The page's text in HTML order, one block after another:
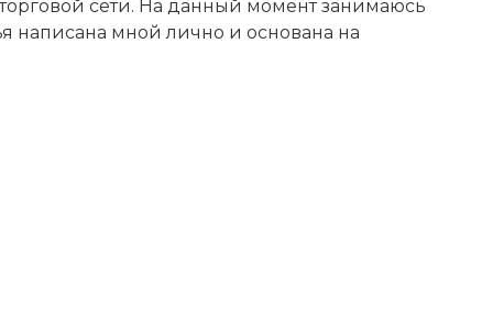
сети. На данный момент занимаюсь
написана мной лично и основана на